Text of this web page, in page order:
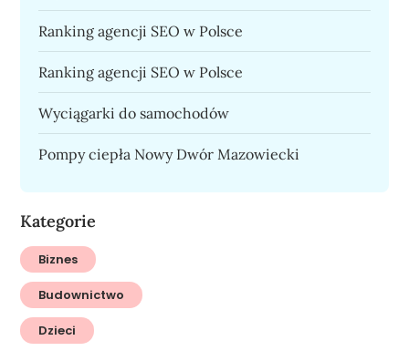
Ranking agencji SEO w Polsce
Ranking agencji SEO w Polsce
Wyciągarki do samochodów
Pompy ciepła Nowy Dwór Mazowiecki
Kategorie
Biznes
Budownictwo
Dzieci